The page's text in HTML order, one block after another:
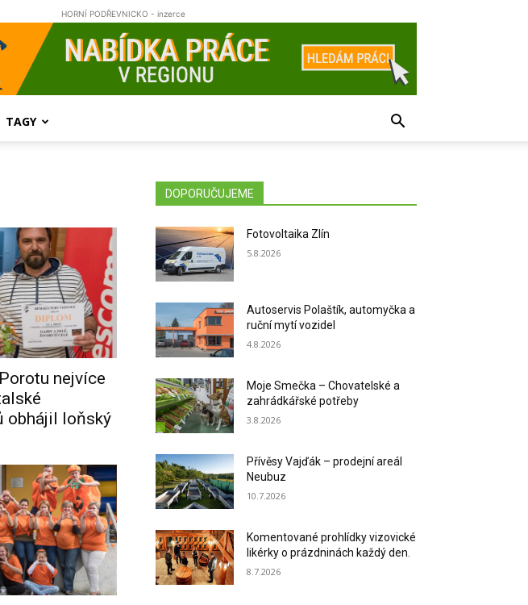
HORNÍ PODŘEVNICKO - inzerce
TAGY
nejvíce
obhájil loňský
DOPORUČUJEME
Fotovoltaika Zlín
5.8.2026
Autoservis Polaštík, automyčka a
ruční mytí vozidel
4.8.2026
Moje Smečka – Chovatelské a
zahrádkářské potřeby
3.8.2026
Přívěsy Vajďák – prodejní areál
Neubuz
10.7.2026
Komentované prohlídky vizovické
likérky o prázdninách každý den.
8.7.2026